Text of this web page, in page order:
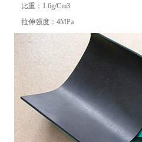
比重：1.6g/Cm3
拉伸强度：4MPa